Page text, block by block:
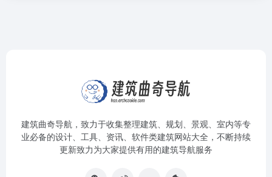
建筑曲奇导航 ，致力于收集整理建筑、规划、景观、室内等专
业必备的设计、工具、资讯、软件类建筑网站大全，不断持续
更新致力为大家提供有用的建筑导航服务